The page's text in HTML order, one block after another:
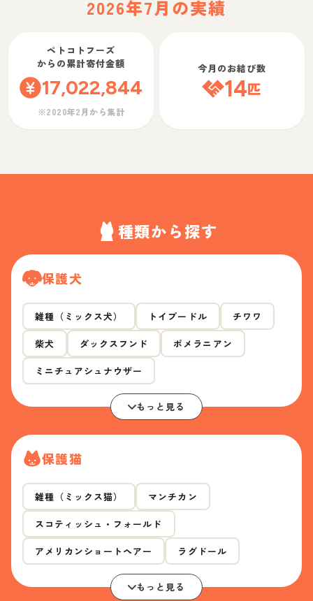
2026年7月の実績
ペトコトフーズ
からの累計寄付金額
17,022,844
※2020年2月から集計
今月のお結び数
14匹
種類から探す
保護犬
雑種（ミックス犬） トイプードル チワワ
柴犬 ダックスフンド ポメラニアン
ミニチュアシュナウザー
もっと見る
保護猫
雑種（ミックス猫） マンチカン
スコティッシュ・フォールド
アメリカンショートヘアー ラグドール
もっと見る